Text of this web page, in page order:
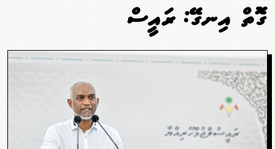
ގޮތް އިނގޭ: ރައީސް